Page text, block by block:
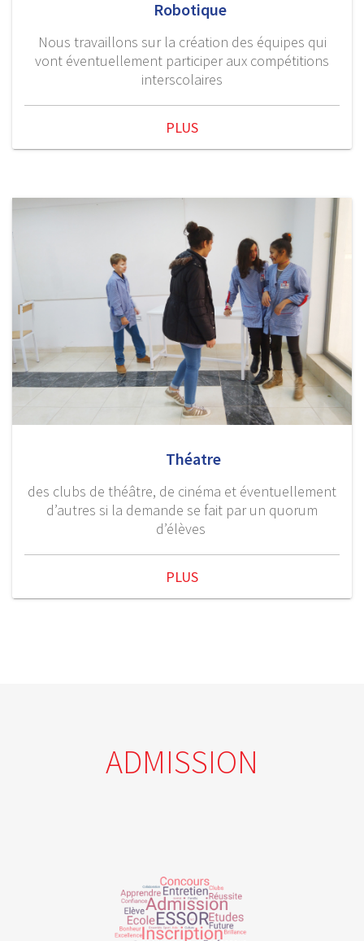
Robotique
Nous travaillons sur la création des équipes qui
vont éventuellement participer aux compétitions
interscolaires
PLUS
Théatre
des clubs de théâtre, de cinéma et éventuellement
d’autres si la demande se fait par un quorum
d’élèves
PLUS
ADMISSION